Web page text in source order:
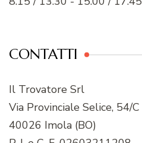
CONTATTI
Il Trovatore Srl
Via Provinciale Selice, 54/C
40026 Imola (BO)